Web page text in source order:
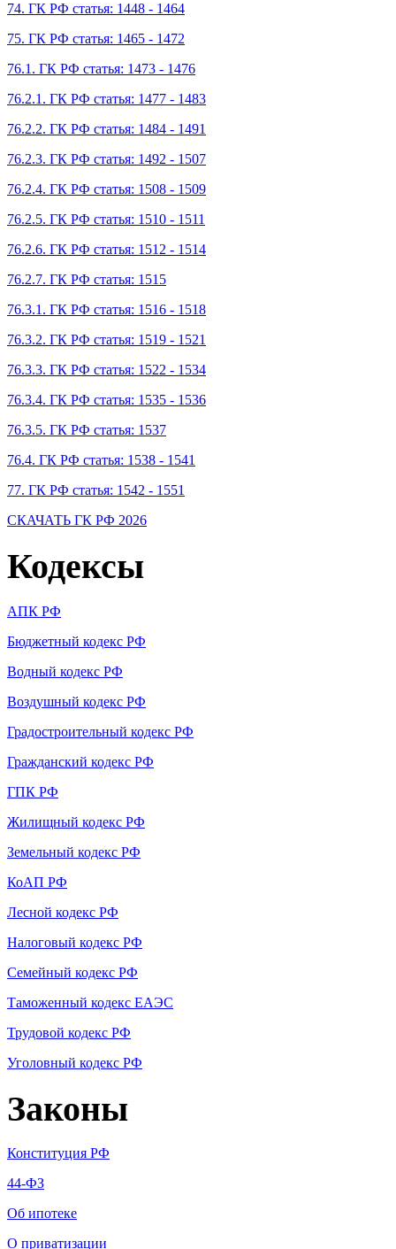
74. ГК РФ статья: 1448 - 1464
75. ГК РФ статья: 1465 - 1472
76.1. ГК РФ статья: 1473 - 1476
76.2.1. ГК РФ статья: 1477 - 1483
76.2.2. ГК РФ статья: 1484 - 1491
76.2.3. ГК РФ статья: 1492 - 1507
76.2.4. ГК РФ статья: 1508 - 1509
76.2.5. ГК РФ статья: 1510 - 1511
76.2.6. ГК РФ статья: 1512 - 1514
76.2.7. ГК РФ статья: 1515
76.3.1. ГК РФ статья: 1516 - 1518
76.3.2. ГК РФ статья: 1519 - 1521
76.3.3. ГК РФ статья: 1522 - 1534
76.3.4. ГК РФ статья: 1535 - 1536
76.3.5. ГК РФ статья: 1537
76.4. ГК РФ статья: 1538 - 1541
77. ГК РФ статья: 1542 - 1551
СКАЧАТЬ ГК РФ 2026
Кодексы
АПК РФ
Бюджетный кодекс РФ
Водный кодекс РФ
Воздушный кодекс РФ
Градостроительный кодекс РФ
Гражданский кодекс РФ
ГПК РФ
Жилищный кодекс РФ
Земельный кодекс РФ
КоАП РФ
Лесной кодекс РФ
Налоговый кодекс РФ
Семейный кодекс РФ
Таможенный кодекс ЕАЭС
Трудовой кодекс РФ
Уголовный кодекс РФ
Законы
Конституция РФ
44-ФЗ
Об ипотеке
О приватизации